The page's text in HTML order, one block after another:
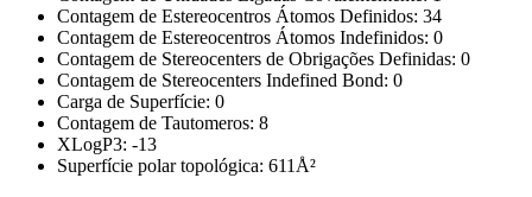
Contagem de Estereocentros Átomos Definidos: 34
Contagem de Estereocentros Átomos Indefinidos: 0
Contagem de Stereocenters de Obrigações Definidas: 0
Contagem de Stereocenters Indefined Bond: 0
Carga de Superfície: 0
Contagem de Tautomeros: 8
XLogP3: -13
Superfície polar topológica: 611Å²